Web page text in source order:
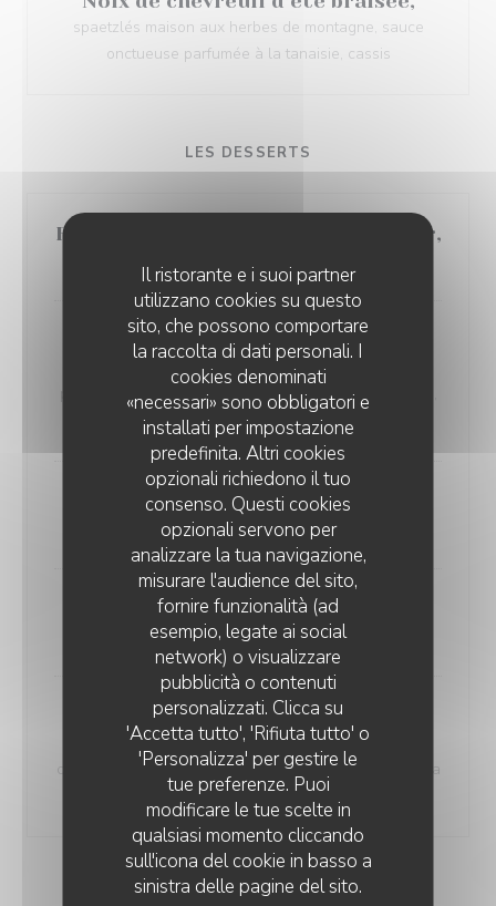
Il ristorante e i suoi partner
utilizzano cookies su questo
sito, che possono comportare
la raccolta di dati personali. I
cookies denominati
«necessari» sono obbligatori e
installati per impostazione
predefinita. Altri cookies
opzionali richiedono il tuo
consenso. Questi cookies
opzionali servono per
analizzare la tua navigazione,
misurare l'audience del sito,
fornire funzionalità (ad
esempio, legate ai social
network) o visualizzare
pubblicità o contenuti
personalizzati. Clicca su
'Accetta tutto', 'Rifiuta tutto' o
'Personalizza' per gestire le
tue preferenze. Puoi
modificare le tue scelte in
qualsiasi momento cliccando
sull'icona del cookie in basso a
sinistra delle pagine del sito.
spaetzlés maison aux herbes de montagne, sauce
onctueuse parfumée à la tanaisie, cassis
LES DESSERTS
Fondant au chocolat de Madagascar,
Coupe de glace maison
parfums disponibles: vanille, chocolat, cacahuètes,
pistache, myrtille, fraise, citron/basilic, rhubarbe, poire,
framboise
Assiette de fromages locaux
Confiture de Berawecka
Comme sur un nuage…
délicieux accord framboise/livèche
Abricots rôtis au Pineau des
Charentes,
crème légère vanille, glace au lait d’amande, huile à la
feuille de figuier
LE MENU ENFANT
L'AUBERGE AUX 4 SAISONS